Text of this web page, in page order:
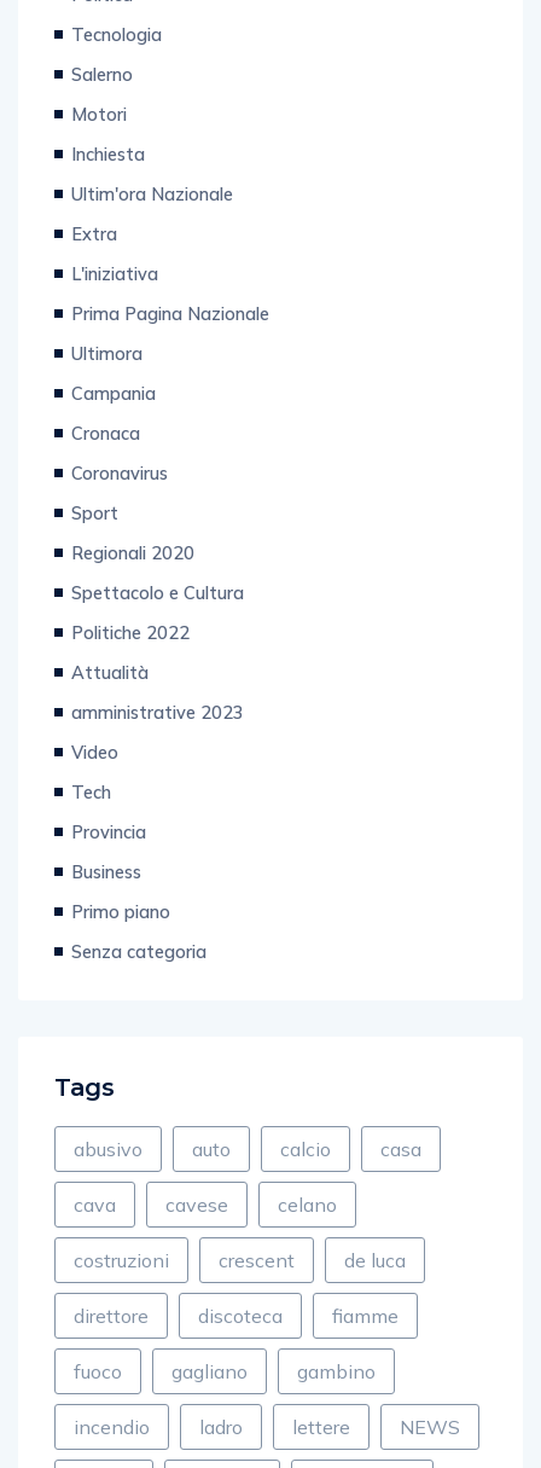
Tecnologia
Salerno
Motori
Inchiesta
Ultim'ora Nazionale
Extra
L'iniziativa
Prima Pagina Nazionale
Ultimora
Campania
Cronaca
Coronavirus
Sport
Regionali 2020
Spettacolo e Cultura
Politiche 2022
Attualità
amministrative 2023
Video
Tech
Provincia
Business
Primo piano
Senza categoria
Tags
abusivo auto calcio casa
cava cavese celano
costruzioni crescent de luca
direttore discoteca fiamme
fuoco gagliano gambino
incendio ladro lettere NEWS